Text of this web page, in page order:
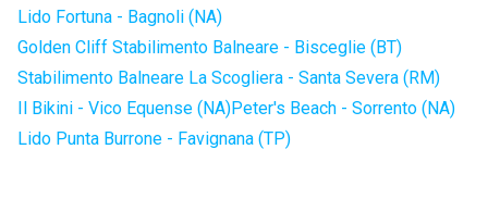
Lido Fortuna - Bagnoli (NA)
Golden Cliff Stabilimento Balneare - Bisceglie (BT)
Stabilimento Balneare La Scogliera - Santa Severa (RM)
Il Bikini - Vico Equense (NA)Peter's Beach - Sorrento (NA)
Lido Punta Burrone - Favignana (TP)